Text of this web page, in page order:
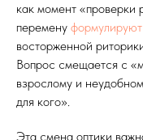
как момент «проверки
перемену формулируют
восторженной
Вопрос смещается с
взрослому и
для кого».
Эта смена оптики